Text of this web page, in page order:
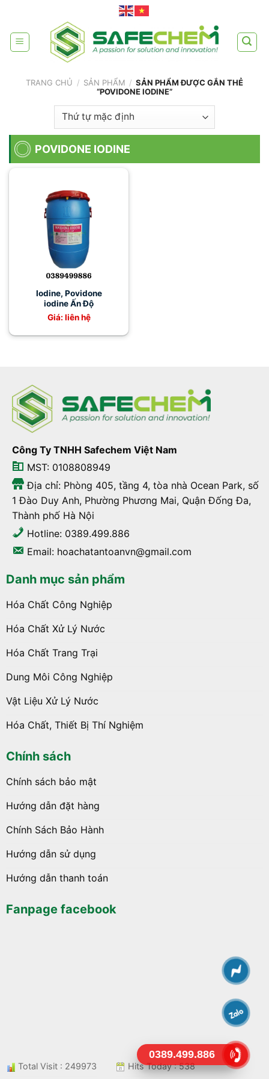
content
TRANG CHỦ / SẢN PHẨM / SẢN PHẨM ĐƯỢC GẮN THẺ
“POVIDONE IODINE”
POVIDONE IODINE
Iodine, Povidone
iodine Ấn Độ
Giá: liên hệ
Công Ty TNHH Safechem Việt Nam
MST: 0108808949
Địa chỉ: Phòng 405, tầng 4, tòa nhà Ocean Park, số
1 Đào Duy Anh, Phường Phương Mai, Quận Đống Đa,
Thành phố Hà Nội
Hotline: 0389.499.886
Email: hoachatantoanvn@gmail.com
Danh mục sản phẩm
Hóa Chất Công Nghiệp
Hóa Chất Xử Lý Nước
Hóa Chất Trang Trại
Dung Môi Công Nghiệp
Vật Liệu Xử Lý Nước
Hóa Chất, Thiết Bị Thí Nghiệm
Chính sách
Chính sách bảo mật
Hướng dẫn đặt hàng
Chính Sách Bảo Hành
Hướng dẫn sử dụng
Hướng dẫn thanh toán
Fanpage facebook
Total Visit : 249973 Hits Today : 538
0389.499.886